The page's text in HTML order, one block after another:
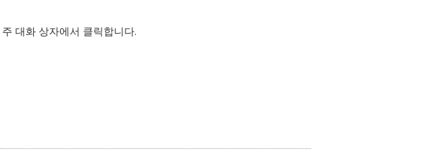
주 대화 상자에서 클릭합니다.